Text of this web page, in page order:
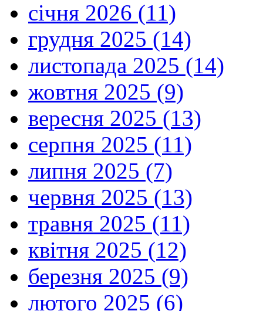
січня 2026 (11)
грудня 2025 (14)
листопада 2025 (14)
жовтня 2025 (9)
вересня 2025 (13)
серпня 2025 (11)
липня 2025 (7)
червня 2025 (13)
травня 2025 (11)
квітня 2025 (12)
березня 2025 (9)
лютого 2025 (6)